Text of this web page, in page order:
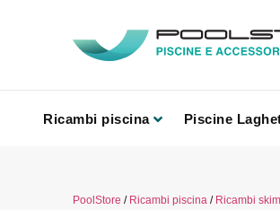
Ricambi piscina Piscine
PoolStore / Ricambi piscina/ Ricambi